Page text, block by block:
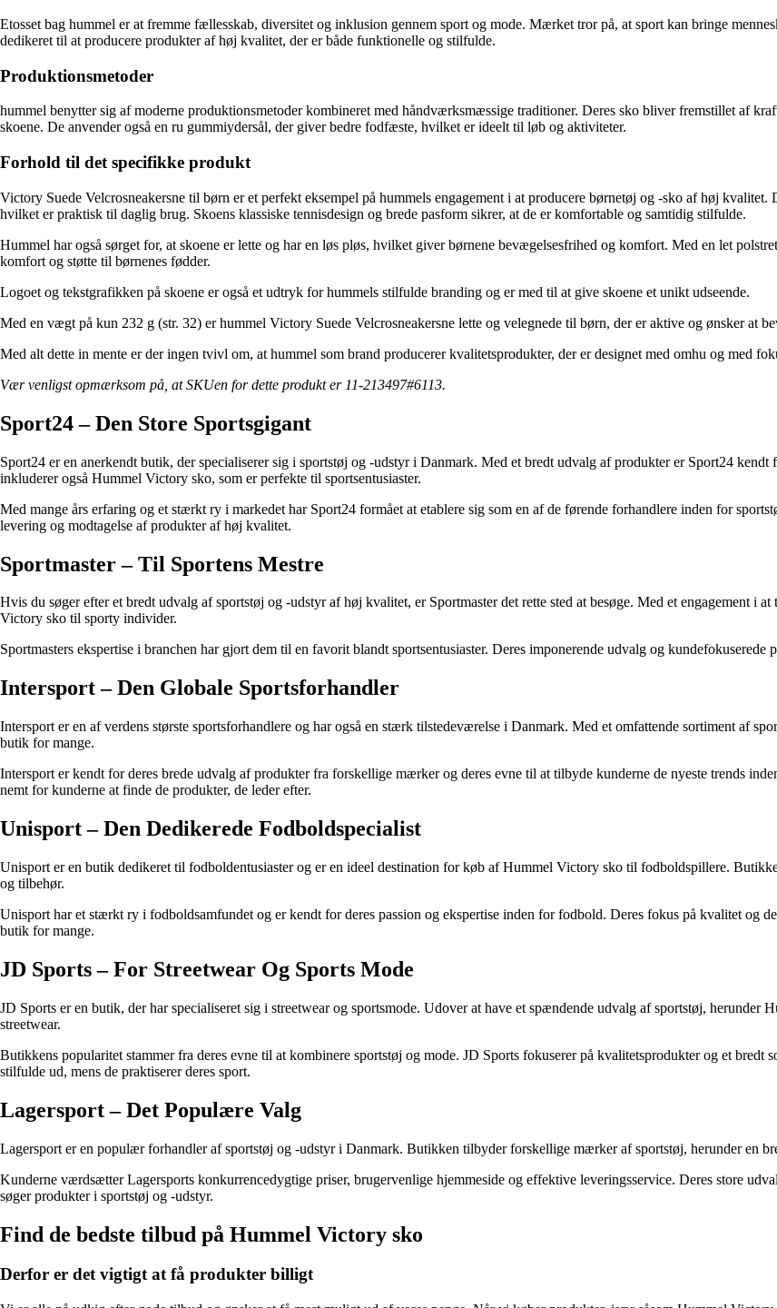
Etosset bag hummel er at fremme fællesskab, diversitet og inklusion gennem sport og mode. Mærket tror på, at sport kan bringe
dedikeret til at producere produkter af høj kvalitet, der er både funktionelle og stilfulde.
Produktionsmetoder
hummel benytter sig af moderne produktionsmetoder kombineret med håndværksmæssige traditioner. Deres sko bliver fremstillet af
skoene. De anvender også en ru gummiydersål, der giver bedre fodfæste, hvilket er ideelt til løb og aktiviteter.
Forhold til det specifikke produkt
Victory Suede Velcrosneakersne til børn er et perfekt eksempel på hummels engagement i at producere børnetøj og -sko af høj
hvilket er praktisk til daglig brug. Skoens klassiske tennisdesign og brede pasform sikrer, at de er komfortable og samtidig stilfulde.
Hummel har også sørget for, at skoene er lette og har en løs pløs, hvilket giver børnene bevægelsesfrihed og komfort. Med en let
komfort og støtte til børnenes fødder.
Logoet og tekstgrafikken på skoene er også et udtryk for hummels stilfulde branding og er med til at give skoene et unikt udseende.
Med en vægt på kun 232 g (str. 32) er hummel Victory Suede Velcrosneakersne lette og velegnede til børn, der er aktive og ønsker at
Med alt dette in mente er der ingen tvivl om, at hummel som brand producerer kvalitetsprodukter, der er designet med omhu og med
Vær venligst opmærksom på, at SKUen for dette produkt er 11-213497#6113.
Sport24 – Den Store Sportsgigant
Sport24 er en anerkendt butik, der specialiserer sig i sportstøj og -udstyr i Danmark. Med et bredt udvalg af produkter er Sport24
inkluderer også Hummel Victory sko, som er perfekte til sportsentusiaster.
Med mange års erfaring og et stærkt ry i markedet har Sport24 formået at etablere sig som en af de førende forhandlere inden for
levering og modtagelse af produkter af høj kvalitet.
Sportmaster – Til Sportens Mestre
Hvis du søger efter et bredt udvalg af sportstøj og -udstyr af høj kvalitet, er Sportmaster det rette sted at besøge. Med et engagement i
Victory sko til sporty individer.
Sportmasters ekspertise i branchen har gjort dem til en favorit blandt sportsentusiaster. Deres imponerende udvalg og
Intersport – Den Globale Sportsforhandler
Intersport er en af verdens største sportsforhandlere og har også en stærk tilstedeværelse i Danmark. Med et omfattende sortiment af
butik for mange.
Intersport er kendt for deres brede udvalg af produkter fra forskellige mærker og deres evne til at tilbyde kunderne de nyeste trends
nemt for kunderne at finde de produkter, de leder efter.
Unisport – Den Dedikerede Fodboldspecialist
Unisport er en butik dedikeret til fodboldentusiaster og er en ideel destination for køb af Hummel Victory sko til fodboldspillere.
og tilbehør.
Unisport har et stærkt ry i fodboldsamfundet og er kendt for deres passion og ekspertise inden for fodbold. Deres fokus på kvalitet og
butik for mange.
JD Sports – For Streetwear Og Sports Mode
JD Sports er en butik, der har specialiseret sig i streetwear og sportsmode. Udover at have et spændende udvalg af sportstøj,
streetwear.
Butikkens popularitet stammer fra deres evne til at kombinere sportstøj og mode. JD Sports fokuserer på kvalitetsprodukter og et
stilfulde ud, mens de praktiserer deres sport.
Lagersport – Det Populære Valg
Lagersport er en populær forhandler af sportstøj og -udstyr i Danmark. Butikken tilbyder forskellige mærker af sportstøj, herunder en
Kunderne værdsætter Lagersports konkurrencedygtige priser, brugervenlige hjemmeside og effektive leveringsservice. Deres store
søger produkter i sportstøj og -udstyr.
Find de bedste tilbud på Hummel Victory sko
Derfor er det vigtigt at få produkter billigt